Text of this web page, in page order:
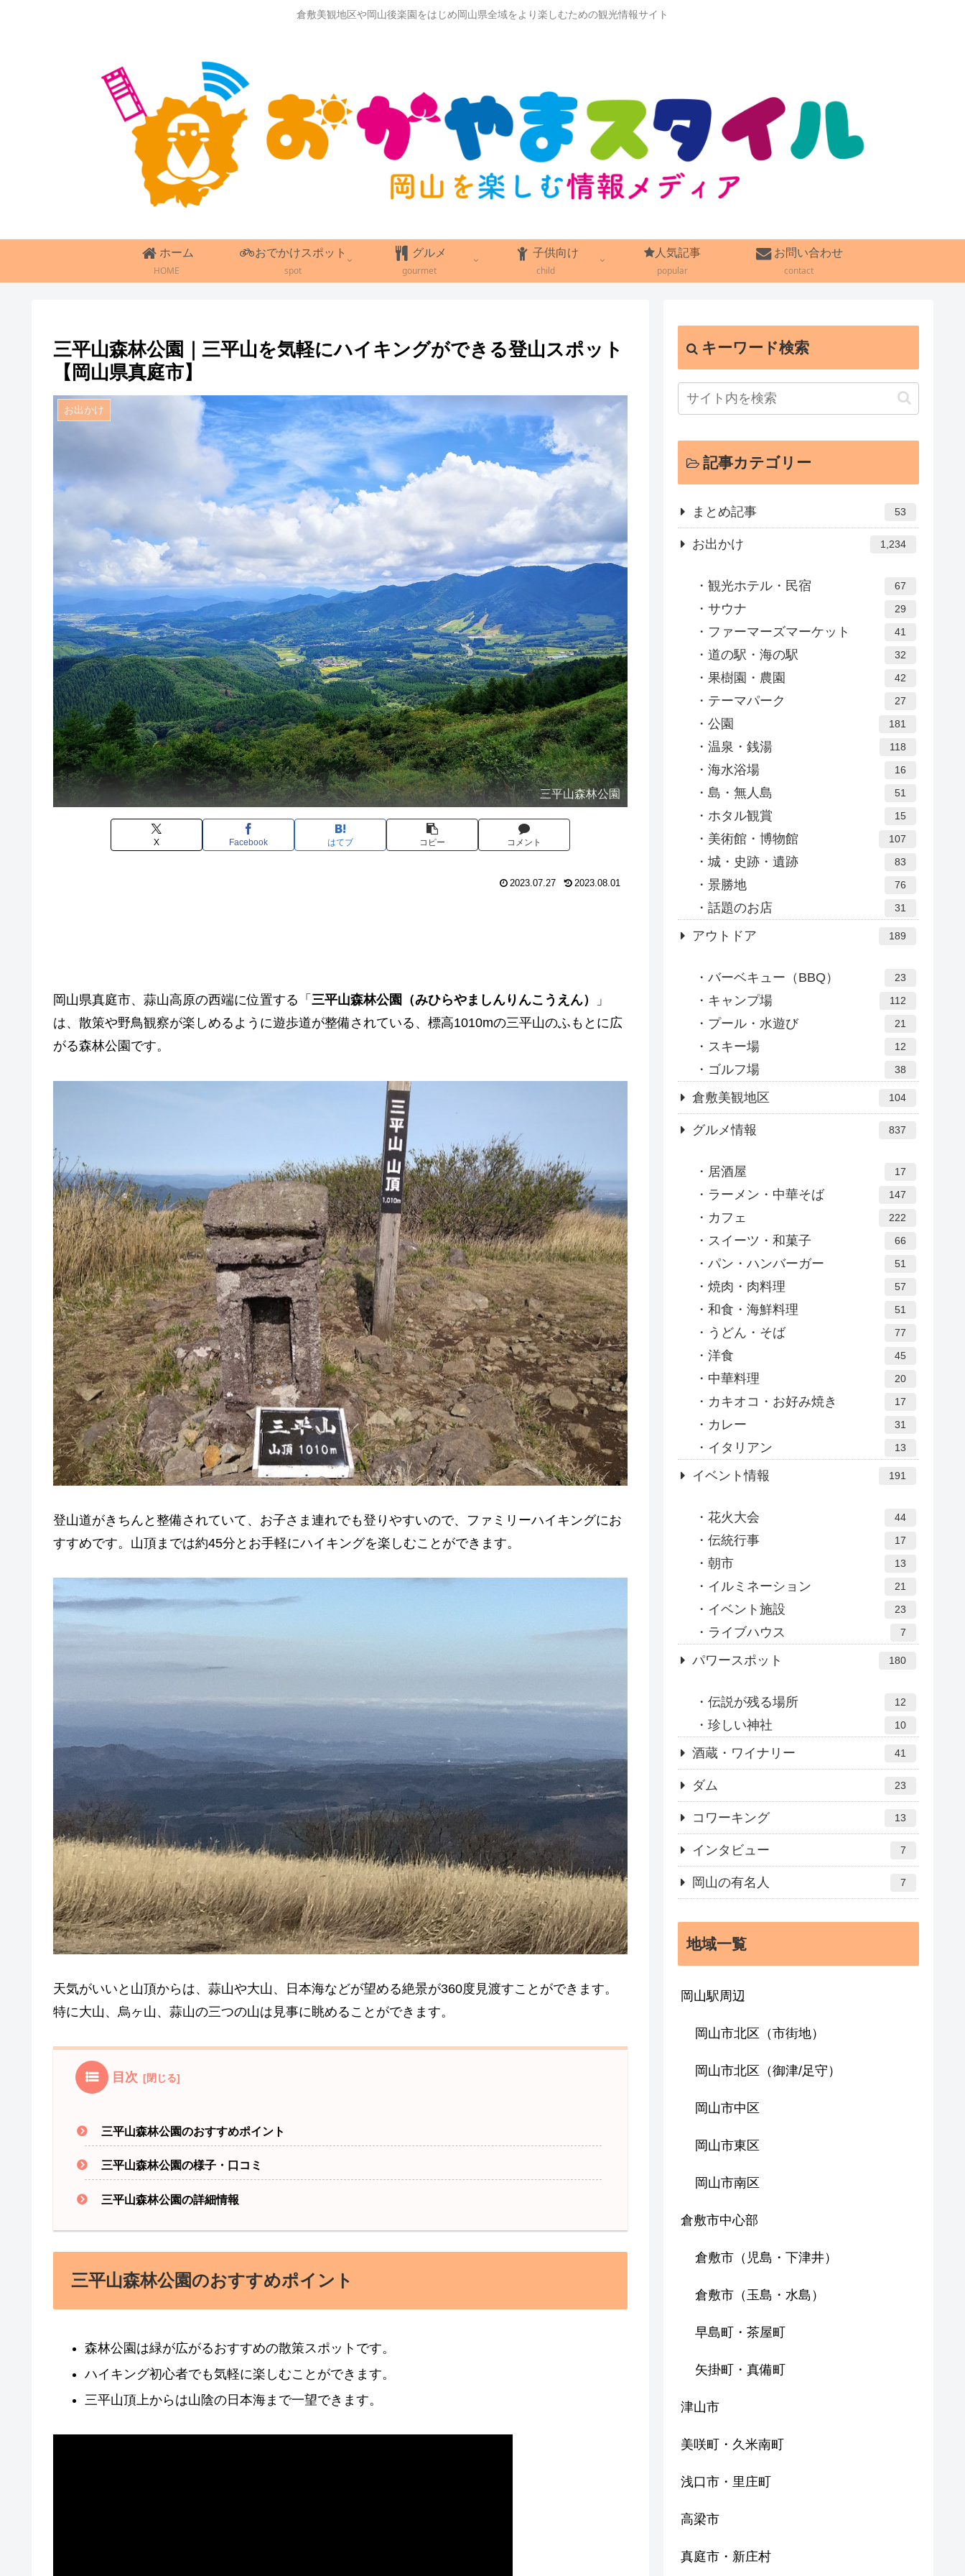
倉敷美観地区や岡山後楽園をはじめ岡山県全域をより楽しむための観光情報サイト
ホーム
HOME
おでかけスポット
spot
グルメ
gourmet
子供向け
child
人気記事
popular
お問い合わせ
contact
三平山森林公園｜三平山を気軽にハイキングができる登山スポット
【岡山県真庭市】
お出かけ
三平山森林公園
X Facebook はてブ コピー コメント
2023.07.27 2023.08.01
岡山県真庭市、蒜山高原の西端に位置する「 三平山森林公園（みひらやましんりんこうえん）
」
は、散策や野鳥観察が楽しめるように遊歩道が整備されている、標高1010mの三平山のふもとに広
がる森林公園です。
登山道がきちんと整備されていて、お子さま連れでも登りやすいので、ファミリーハイキングにお
すすめです。山頂までは約45分とお手軽にハイキングを楽しむことができます。
天気がいいと山頂からは、蒜山や大山、日本海などが望める絶景が360度見渡すことができます。
特に大山、烏ヶ山、蒜山の三つの山は見事に眺めることができます。
目次
三平山森林公園のおすすめポイント
三平山森林公園の様子・口コミ
三平山森林公園の詳細情報
三平山森林公園のおすすめポイント
森林公園は緑が広がるおすすめの散策スポットです。
ハイキング初心者でも気軽に楽しむことができます。
三平山頂上からは山陰の日本海まで一望できます。
キーワード検索
記事カテゴリー
まとめ記事 53
お出かけ 1,234
観光ホテル・民宿 67
サウナ 29
ファーマーズマーケット 41
道の駅・海の駅 32
果樹園・農園 42
テーマパーク 27
公園 181
温泉・銭湯 118
海水浴場 16
島・無人島 51
ホタル観賞 15
美術館・博物館 107
城・史跡・遺跡 83
景勝地 76
話題のお店 31
アウトドア 189
バーベキュー（BBQ） 23
キャンプ場 112
プール・水遊び 21
スキー場 12
ゴルフ場 38
倉敷美観地区 104
グルメ情報 837
居酒屋 17
ラーメン・中華そば 147
カフェ 222
スイーツ・和菓子 66
パン・ハンバーガー 51
焼肉・肉料理 57
和食・海鮮料理 51
うどん・そば 77
洋食 45
中華料理 20
カキオコ・お好み焼き 17
カレー 31
イタリアン 13
イベント情報 191
花火大会 44
伝統行事 17
朝市 13
イルミネーション 21
イベント施設 23
ライブハウス 7
パワースポット 180
伝説が残る場所 12
珍しい神社 10
酒蔵・ワイナリー 41
ダム 23
コワーキング 13
インタビュー 7
岡山の有名人 7
地域一覧
岡山駅周辺
岡山市北区（市街地）
岡山市北区（御津/足守）
岡山市中区
岡山市東区
岡山市南区
倉敷市中心部
倉敷市（児島・下津井）
倉敷市（玉島・水島）
早島町・茶屋町
矢掛町・真備町
津山市
美咲町・久米南町
浅口市・里庄町
高梁市
真庭市・新庄村